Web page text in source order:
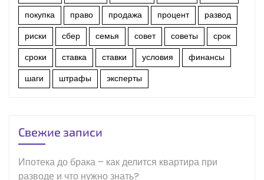
покупка
право продажа процент
развод
риски
сбер семья совет советы
срок
сроки
ставка ставки условия
финансы
шаги
штрафы эксперты
Свежие записи
Ипотека до брака – как делится квартира при
разводе и что нужно знать?